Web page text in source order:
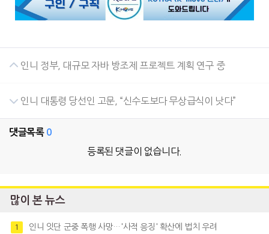
인니 정부, 대규모 자바 방조제 프로젝트 계획 연구 중
인니 대통령 당선인 고문, “신수도보다 무상급식이 낫다”
댓글목록 0
등록된 댓글이 없습니다.
많이 본 뉴스
1 인니 잇단 군중 폭행 사망…'사적 응징' 확산에 법치 우려